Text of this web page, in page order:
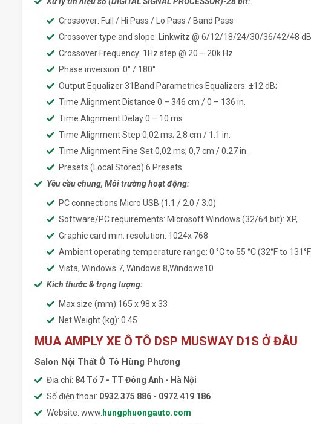
Crossover: Full / Hi Pass / Lo Pass / Band Pass
Crossover type and slope: Linkwitz @ 6/12/18/24/30/36/42/48
Crossover Frequency: 1Hz step @ 20 – 20k Hz
Phase inversion: 0° / 180°
Output Equalizer 31Band Parametrics Equalizers: ±12 dB;
Time Alignment Distance 0 – 346 cm / 0 – 136 in.
Time Alignment Delay 0 – 10 ms
Time Alignment Step 0,02 ms; 2,8 cm / 1.1 in.
Time Alignment Fine Set 0,02 ms; 0,7 cm / 0.27 in.
Presets (Local Stored) 6 Presets
Yêu cầu chung, Môi trường hoạt động:
PC connections Micro USB (1.1 / 2.0 / 3.0)
Software/PC requirements: Microsoft Windows (32/64 bit): XP,
Graphic card min. resolution: 1024x 768
Ambient operating temperature range: 0 °C to 55 °C (32°F to
Vista, Windows 7, Windows 8,Windows10
Kích thước & trọng lượng:
Max size (mm):165 x 98 x 33
Net Weight (kg): 0.45
MUA AMPLY XE Ô TÔ DSP MUSWAY D1S Ở ĐÂU
Salon Nội Thất Ô Tô Hùng Phương
Địa chỉ: 84 Tổ 7 - TT Đông Anh - Hà Nội
Số điện thoại: 0932 375 886 - 0972 419 186
Website: www. hungphuongauto.com